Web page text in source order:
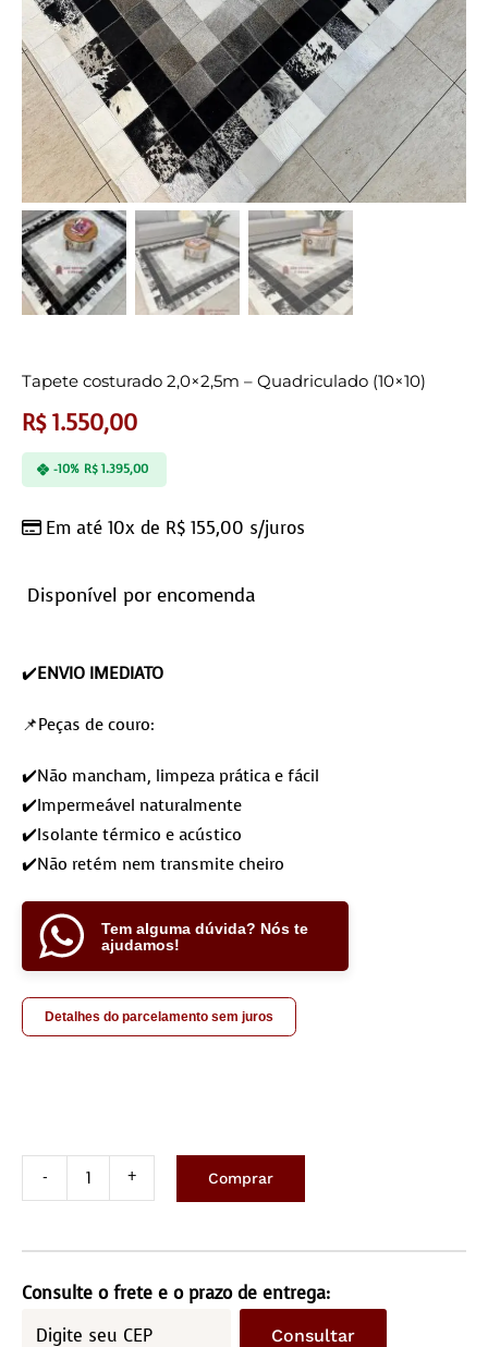
Tapete costurado 2,0×2,5m – Quadriculado (10×10)
R$1.550,00
Em até 10x de R$ 155,00 s/juros
-10% R$1.395,00
Disponível por encomenda
✔️ENVIO IMEDIATO
📌Peças de couro:
✔️Não mancham, limpeza prática e fácil
✔️Impermeável naturalmente
✔️Isolante térmico e acústico
✔️Não retém nem transmite cheiro
Tem alguma dúvida? Nós te
ajudamos!
Detalhes do parcelamento sem juros
2,0x2,5m
-
Quadriculado
Comprar
Consulte o frete e o prazo de entrega:
Consultar